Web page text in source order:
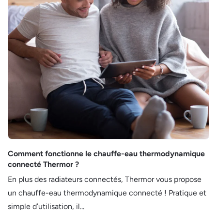
Comment fonctionne le chauffe-eau thermodynamique
connecté Thermor ?
En plus des radiateurs connectés, Thermor vous propose
un chauffe-eau thermodynamique connecté ! Pratique et
simple d’utilisation, il...